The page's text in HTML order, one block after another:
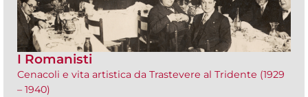
I Romanisti
Cenacoli e vita artistica da Trastevere al Tridente (1929
– 1940)